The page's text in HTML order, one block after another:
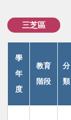
三芝區
學
年
度
教育
階段
分
類